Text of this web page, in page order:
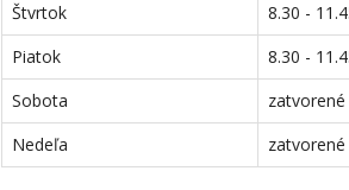
Štvrtok
8.30 -
Piatok
8.30 -
Sobota
zatvorené
Nedeľa
zatvorené